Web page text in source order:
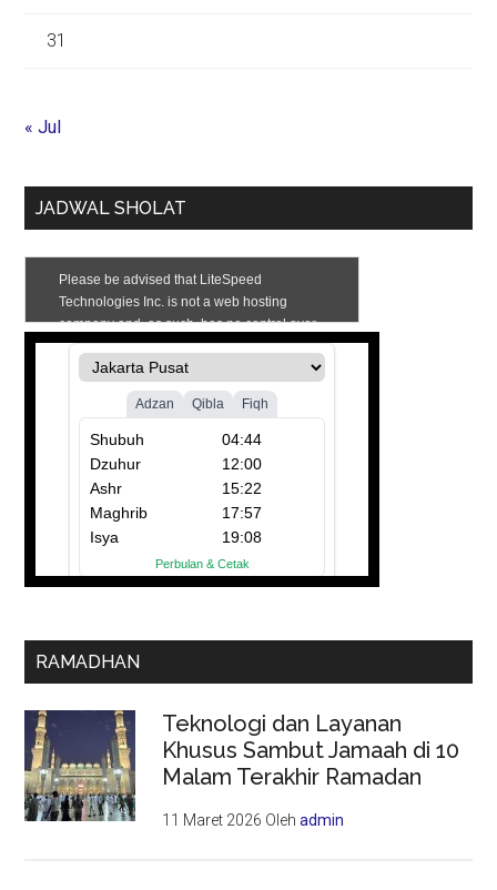
31
« Jul
JADWAL SHOLAT
RAMADHAN
Teknologi dan Layanan
Khusus Sambut Jamaah di 10
Malam Terakhir Ramadan
11 Maret 2026 Olehadmin